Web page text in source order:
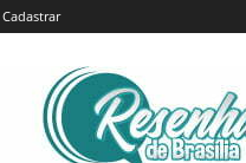
de
Brasília